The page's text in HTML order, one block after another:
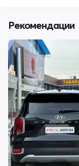
Рекомендации